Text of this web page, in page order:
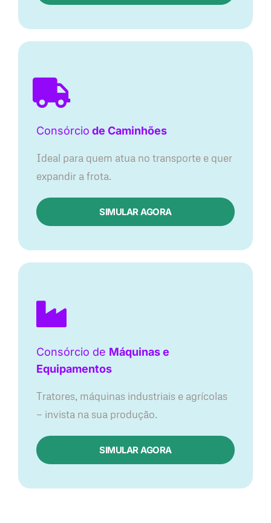
Consórcio de Caminhões
Ideal para quem atua no transporte e quer
expandir a frota.
SIMULAR AGORA
Consórcio de Máquinas e
Equipamentos
Tratores, máquinas industriais e agrícolas
— invista na sua produção.
SIMULAR AGORA